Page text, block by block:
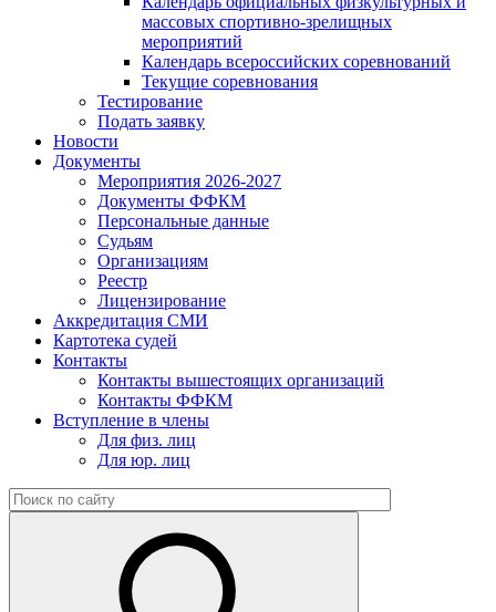
массовых спортивно-зрелищных
мероприятий
Календарь всероссийских соревнований
Текущие соревнования
Тестирование
Подать заявку
Новости
Документы
Мероприятия 2026-2027
Документы ФФКМ
Персональные данные
Судьям
Организациям
Реестр
Лицензирование
Аккредитация СМИ
Картотека судей
Контакты
Контакты вышестоящих организаций
Контакты ФФКМ
Вступление в члены
Для физ. лиц
Для юр. лиц